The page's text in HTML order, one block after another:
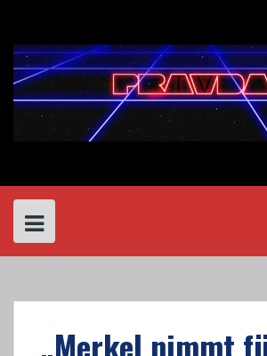
content
„Merkel nimmt